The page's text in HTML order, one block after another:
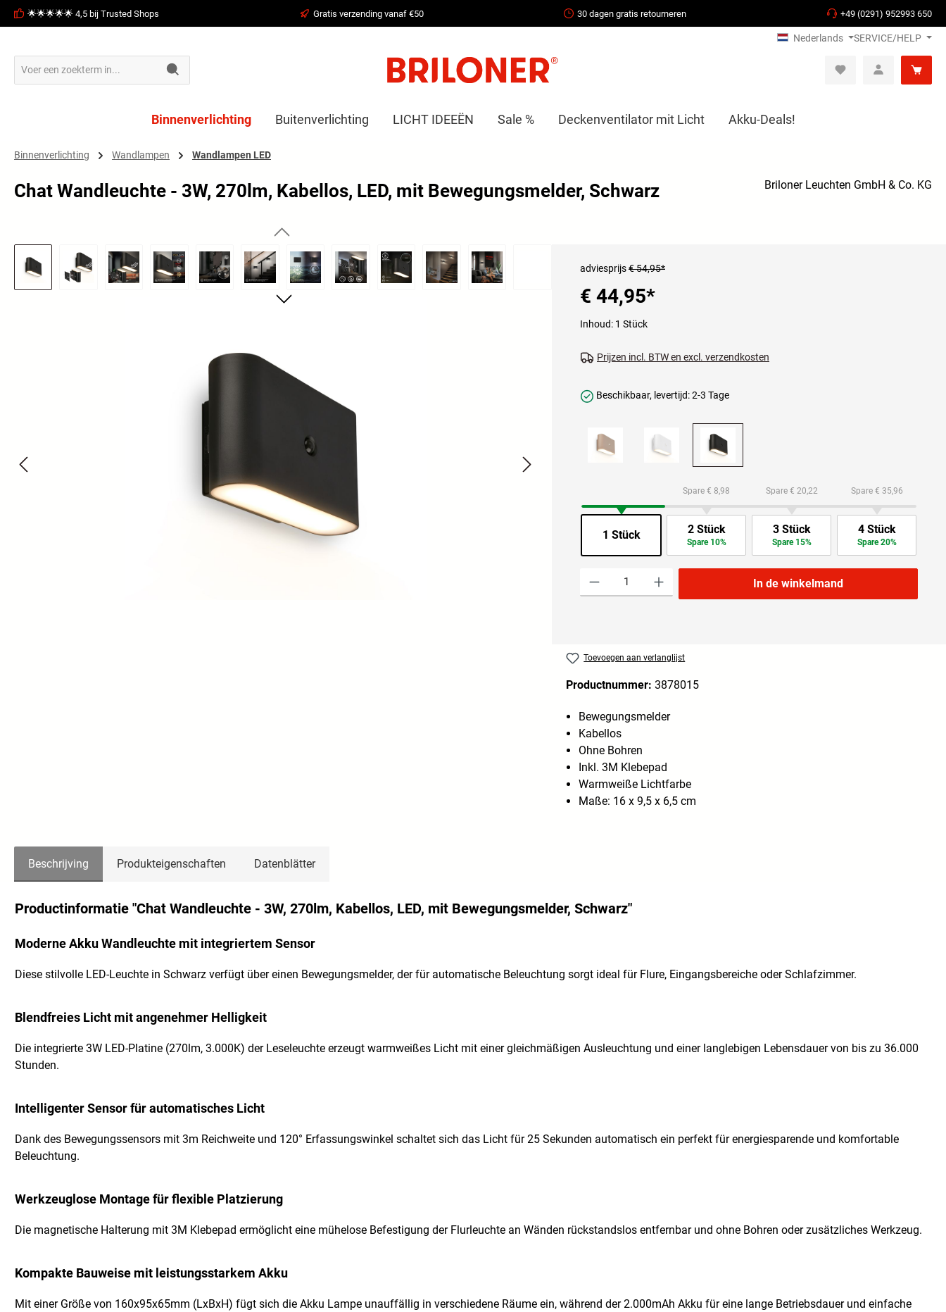
Ga naar de hoofdnavigatie
🌟🌟🌟🌟🌟 4,5 bij Trusted Shops Gratis verzending vanaf €50 30 dagen gratis retourneren +49 (0291) 952993 650
Nederlands SERVICE/HELP
Binnenverlichting Buitenverlichting LICHT IDEEËN Sale % Deckenventilator mit Licht Akku-Deals!
Binnenverlichting Wandlampen Wandlampen LED
Chat Wandleuchte - 3W, 270lm, Kabellos, LED, mit Bewegungsmelder, Schwarz Briloner Leuchten GmbH & Co. KG
Afbeeldingengalerij overslaan
adviesprijs€ 54,95*
€ 44,95*
Inhoud: 1 Stück
Prijzen incl. BTW en excl. verzendkosten
Beschikbaar, levertijd: 2-3 Tage
1 Stück
Spare € 8,98
2 Stück
Spare 10%
Spare € 20,22
3 Stück
Spare 15%
Spare € 35,96
4 Stück
Spare 20%
In de winkelmand
Toevoegen aan verlanglijst
Productnummer: 3878015
Bewegungsmelder
Kabellos
Ohne Bohren
Inkl. 3M Klebepad
Warmweiße Lichtfarbe
Maße: 16 x 9,5 x 6,5 cm
Beschrijving Produkteigenschaften Datenblätter
Productinformatie "Chat Wandleuchte - 3W, 270lm, Kabellos, LED, mit Bewegungsmelder, Schwarz"
Moderne Akku Wandleuchte mit integriertem Sensor
Diese stilvolle LED-Leuchte in Schwarz verfügt über einen Bewegungsmelder, der für automatische Beleuchtung sorgt ideal für Flure, Eingangsbereiche oder Schlafzimmer.
Blendfreies Licht mit angenehmer Helligkeit
Die integrierte 3W LED-Platine (270lm, 3.000K) der Leseleuchte erzeugt warmweißes Licht mit einer gleichmäßigen Ausleuchtung und einer langlebigen Lebensdauer von bis zu 36.000
Stunden.
Intelligenter Sensor für automatisches Licht
Dank des Bewegungssensors mit 3m Reichweite und 120° Erfassungswinkel schaltet sich das Licht für 25 Sekunden automatisch ein perfekt für energiesparende und komfortable
Beleuchtung.
Werkzeuglose Montage für flexible Platzierung
Die magnetische Halterung mit 3M Klebepad ermöglicht eine mühelose Befestigung der Flurleuchte an Wänden rückstandslos entfernbar und ohne Bohren oder zusätzliches Werkzeug.
Kompakte Bauweise mit leistungsstarkem Akku
Mit einer Größe von 160x95x65mm (LxBxH) fügt sich die Akku Lampe unauffällig in verschiedene Räume ein, während der 2.000mAh Akku für eine lange Betriebsdauer und einfache